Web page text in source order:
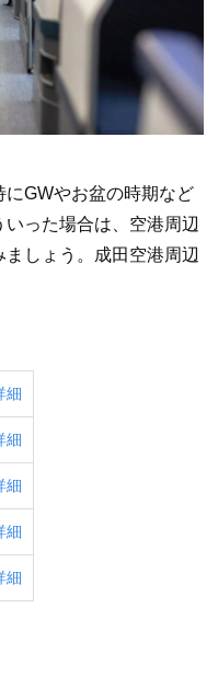
GWやお盆の時期など
った場合は、空港周辺
しょう。成田空港周辺
細
細
細
細
細